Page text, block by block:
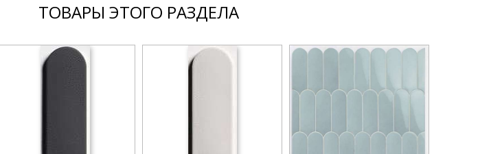
ТОВАРЫ ЭТОГО РАЗДЕЛА